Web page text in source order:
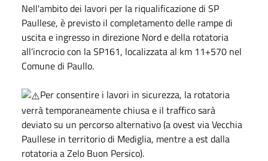
Nell'ambito dei lavori per la riqualificazione di SP
Paullese, è previsto il completamento delle rampe di
uscita e ingresso in direzione Nord e della rotatoria
all’incrocio con la SP161, localizzata al km 11+570 nel
Comune di Paullo.
Per consentire i lavori in sicurezza, la rotatoria
verrà temporaneamente chiusa e il traffico sarà
deviato su un percorso alternativo (a ovest via Vecchia
Paullese in territorio di Mediglia, mentre a est dalla
rotatoria a Zelo Buon Persico).